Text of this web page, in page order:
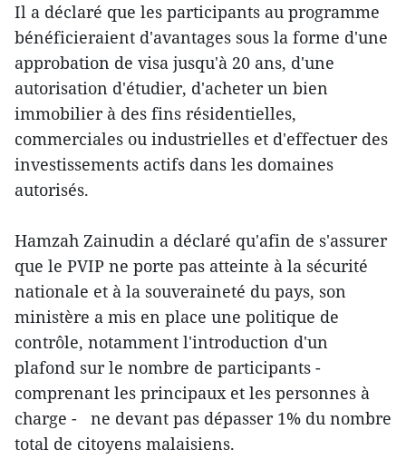
Il a déclaré que les participants au programme
bénéficieraient d'avantages sous la forme d'une
approbation de visa jusqu'à 20 ans, d'une
autorisation d'étudier, d'acheter un bien
immobilier à des fins résidentielles,
commerciales ou industrielles et d'effectuer des
investissements actifs dans les domaines
autorisés.
Hamzah Zainudin a déclaré qu'afin de s'assurer
que le PVIP ne porte pas atteinte à la sécurité
nationale et à la souveraineté du pays, son
ministère a mis en place une politique de
contrôle, notamment l'introduction d'un
plafond sur le nombre de participants -
comprenant les principaux et les personnes à
charge - ne devant pas dépasser 1% du nombre
total de citoyens malaisiens.